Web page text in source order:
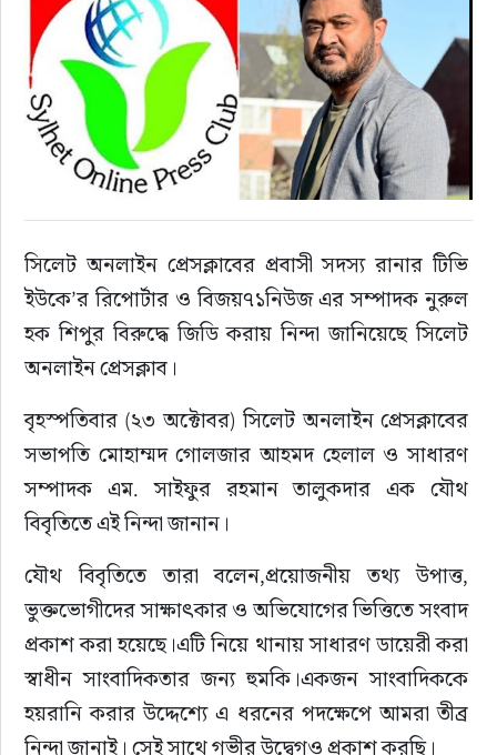
রাজনীতি
এক্সক্লুসিভ
তথ্য ও প্রযুক্তি
ফিচার
খেলাধুলা
বিনোদন
সাক্ষাৎকার
সাহিত্য
সিলেট অনলাইন প্রেসক্লাবের প্রবাসী সদস্য রানার টিভি
ইউকে’র রিপোর্টার ও বিজয়৭১নিউজ এর সম্পাদক নুরুল
হক শিপুর বিরুদ্ধে জিডি করায় নিন্দা জানিয়েছে সিলেট
অনলাইন প্রেসক্লাব।
বৃহস্পতিবার (২৩ অক্টোবর) সিলেট অনলাইন প্রেসক্লাবের
সভাপতি মোহাম্মদ গোলজার আহমদ হেলাল ও সাধারণ
সম্পাদক এম. সাইফুর রহমান তালুকদার এক যৌথ
বিবৃতিতে এই নিন্দা জানান।
যৌথ বিবৃতিতে তারা বলেন,প্রয়োজনীয় তথ্য উপাত্ত,
ভুক্তভোগীদের সাক্ষাৎকার ও অভিযোগের ভিত্তিতে সংবাদ
প্রকাশ করা হয়েছে।এটি নিয়ে থানায় সাধারণ ডায়েরী করা
স্বাধীন সাংবাদিকতার জন্য হুমকি।একজন সাংবাদিককে
হয়রানি করার উদ্দেশ্যে এ ধরনের পদক্ষেপে আমরা তীব্র
নিন্দা জানাই। সেই সাথে গভীর উদ্বেগও প্রকাশ করছি।